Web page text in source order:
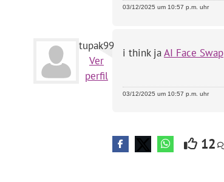
03/12/2025 um 10:57 p.m. uhr
tupak99
Ver
perfil
i think jaAI Face Swap
03/12/2025 um 10:57 p.m. uhr
12